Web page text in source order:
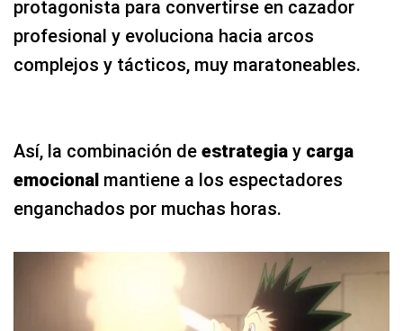
protagonista para convertirse en cazador
profesional y evoluciona hacia arcos
complejos y tácticos, muy maratoneables.
Así, la combinación de estrategia y carga
emocional mantiene a los espectadores
enganchados por muchas horas.